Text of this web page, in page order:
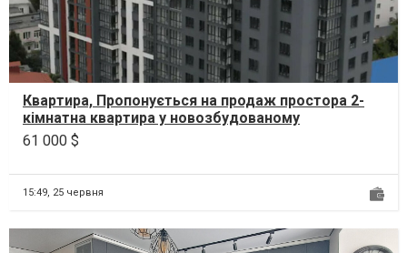
Квартира, Пропонується на продаж простора 2-
кімнатна квартира у новозбудованому
житловому комплексі...
61 000 $
15:49, 25 червня